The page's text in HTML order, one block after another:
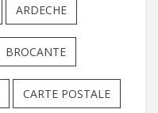
ARDECHE
BROCANTE
CARTE POSTALE